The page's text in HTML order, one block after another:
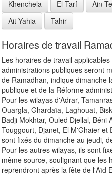
Khenchela
El Tarf Ain
Ait Yahia
Tahir
Horaires de travail
Les horaires de travail
administrations publiques seront
de Ramadhan, indique dimanche
publique et de la Réforme
Pour les wilayas d'Adrar,
Ouargla, Ghardaïa, Laghouat,
Badji Mokhtar, Ouled Djellal, Béni
Touggourt, Djanet, El M'Ghaier et
sont fixés du dimanche au jeudi,
Pour les autres wilayas, ils sont
même source, soulignant que les
reprendront après la fête de l'Aïd